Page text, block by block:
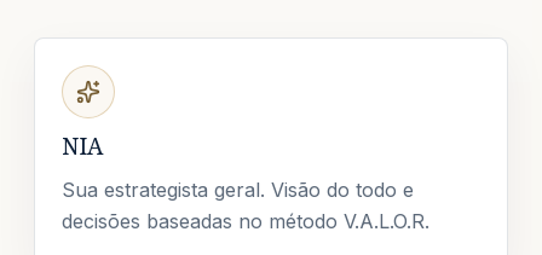
NIA
Sua estrategista geral. Visão do todo e
decisões baseadas no método V.A.L.O.R.